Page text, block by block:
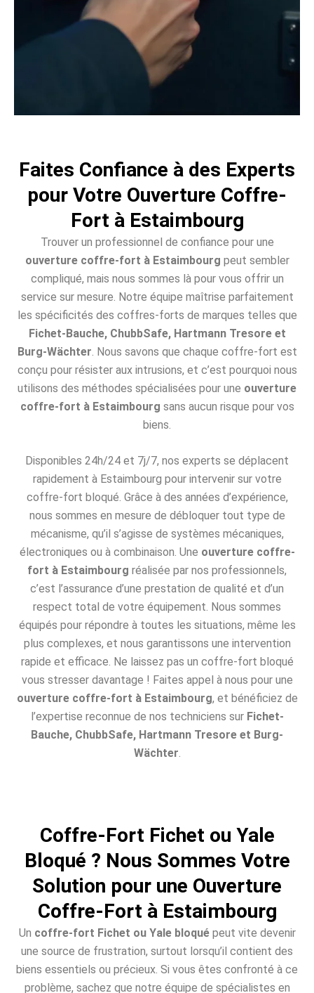
Faites Confiance à des Experts
pour Votre Ouverture Coffre-
Fort à Estaimbourg
Trouver un professionnel de confiance pour une
ouverture coffre-fort à Estaimbourg peut sembler
compliqué, mais nous sommes là pour vous offrir un
service sur mesure. Notre équipe maîtrise parfaitement
les spécificités des coffres-forts de marques telles que
Fichet-Bauche, ChubbSafe, Hartmann Tresore et
Burg-Wächter . Nous savons que chaque coffre-fort est
conçu pour résister aux intrusions, et c’est pourquoi nous
utilisons des méthodes spécialisées pour une ouverture
coffre-fort à Estaimbourg sans aucun risque pour vos
biens.
Disponibles 24h/24 et 7j/7, nos experts se déplacent
rapidement à Estaimbourg pour intervenir sur votre
coffre-fort bloqué. Grâce à des années d’expérience,
nous sommes en mesure de débloquer tout type de
mécanisme, qu’il s’agisse de systèmes mécaniques,
électroniques ou à combinaison. Une ouverture coffre-
fort à Estaimbourg réalisée par nos professionnels,
c’est l’assurance d’une prestation de qualité et d’un
respect total de votre équipement. Nous sommes
équipés pour répondre à toutes les situations, même les
plus complexes, et nous garantissons une intervention
rapide et efficace. Ne laissez pas un coffre-fort bloqué
vous stresser davantage ! Faites appel à nous pour une
ouverture coffre-fort à Estaimbourg, et bénéficiez de
l’expertise reconnue de nos techniciens sur Fichet-
Bauche, ChubbSafe, Hartmann Tresore et Burg-
Wächter.
Coffre-Fort Fichet ou Yale
Bloqué ? Nous Sommes Votre
Solution pour une Ouverture
Coffre-Fort à Estaimbourg
Un coffre-fort Fichet ou Yale bloquépeut vite devenir
une source de frustration, surtout lorsqu’il contient des
biens essentiels ou précieux. Si vous êtes confronté à ce
problème, sachez que notre équipe de spécialistes en